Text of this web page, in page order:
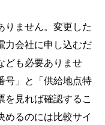
りません。変更した
力会社に申し込むだ
ども必要ありませ
号」と「供給地点特
を見れば確認するこ
めるのには比較サイ